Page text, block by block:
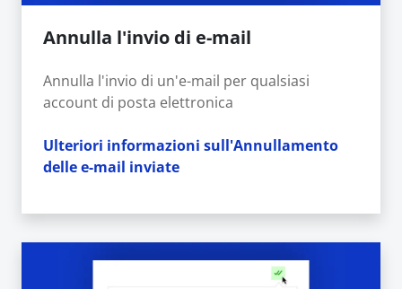
Annulla l'invio di e-mail
Annulla l'invio di un'e-mail per qualsiasi
account di posta elettronica
Ulteriori informazioni sull'Annullamento
delle e-mail inviate